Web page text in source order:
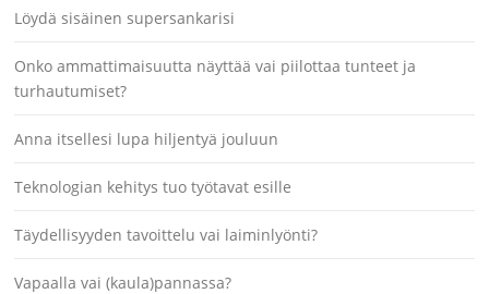
Löydä sisäinen supersankarisi
Onko ammattimaisuutta näyttää vai piilottaa tunteet ja
turhautumiset?
Anna itsellesi lupa hiljentyä jouluun
Teknologian kehitys tuo työtavat esille
Täydellisyyden tavoittelu vai laiminlyönti?
Vapaalla vai (kaula)pannassa?